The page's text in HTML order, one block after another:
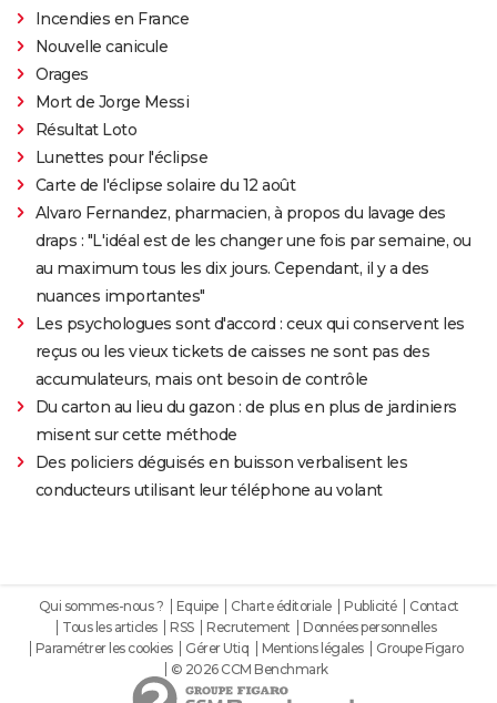
Incendies en France
Nouvelle canicule
Orages
Mort de Jorge Messi
Résultat Loto
Lunettes pour l'éclipse
Carte de l'éclipse solaire du 12 août
Alvaro Fernandez, pharmacien, à propos du lavage des
draps : "L'idéal est de les changer une fois par semaine, ou
au maximum tous les dix jours. Cependant, il y a des
nuances importantes"
Les psychologues sont d'accord : ceux qui conservent les
reçus ou les vieux tickets de caisses ne sont pas des
accumulateurs, mais ont besoin de contrôle
Du carton au lieu du gazon : de plus en plus de jardiniers
misent sur cette méthode
Des policiers déguisés en buisson verbalisent les
conducteurs utilisant leur téléphone au volant
Qui sommes-nous ? Equipe Charte éditoriale Publicité
Contact
Tous les articles
RSS Recrutement
Données personnelles
Paramétrer les cookies
Gérer Utiq Mentions légales
Groupe Figaro
© 2026 CCM Benchmark